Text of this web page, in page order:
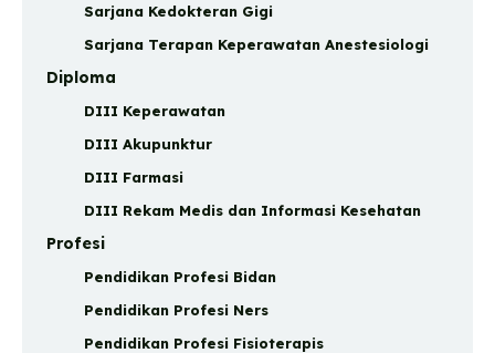
Sarjana Kedokteran Gigi
Sarjana Terapan Keperawatan Anestesiologi
Diploma
DIII Keperawatan
DIII Akupunktur
DIII Farmasi
DIII Rekam Medis dan Informasi Kesehatan
Profesi
Pendidikan Profesi Bidan
Pendidikan Profesi Ners
Pendidikan Profesi Fisioterapis